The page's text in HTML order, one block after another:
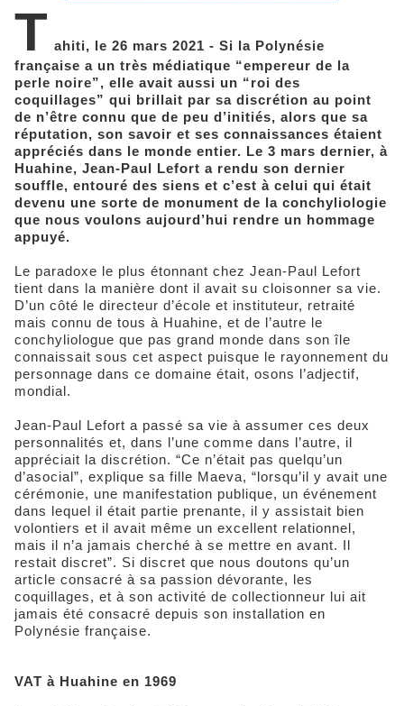
T ahiti, le 26 mars 2021 - Si la Polynésie
française a un très médiatique “empereur de la
perle noire”, elle avait aussi un “roi des
coquillages” qui brillait par sa discrétion au point
de n’être connu que de peu d’initiés, alors que sa
réputation, son savoir et ses connaissances étaient
appréciés dans le monde entier. Le 3 mars dernier, à
Huahine, Jean-Paul Lefort a rendu son dernier
souffle, entouré des siens et c’est à celui qui était
devenu une sorte de monument de la conchyliologie
que nous voulons aujourd’hui rendre un hommage
appuyé.
Le paradoxe le plus étonnant chez Jean-Paul Lefort
tient dans la manière dont il avait su cloisonner sa vie.
D’un côté le directeur d’école et instituteur, retraité
mais connu de tous à Huahine, et de l’autre le
conchyliologue que pas grand monde dans son île
connaissait sous cet aspect puisque le rayonnement du
personnage dans ce domaine était, osons l’adjectif,
mondial.
Jean-Paul Lefort a passé sa vie à assumer ces deux
personnalités et, dans l’une comme dans l’autre, il
appréciait la discrétion. “Ce n’était pas quelqu’un
d’asocial”, explique sa fille Maeva, “lorsqu’il y avait une
cérémonie, une manifestation publique, un événement
dans lequel il était partie prenante, il y assistait bien
volontiers et il avait même un excellent relationnel,
mais il n’a jamais cherché à se mettre en avant. Il
restait discret”. Si discret que nous doutons qu’un
article consacré à sa passion dévorante, les
coquillages, et à son activité de collectionneur lui ait
jamais été consacré depuis son installation en
Polynésie française.
VAT à Huahine en 1969